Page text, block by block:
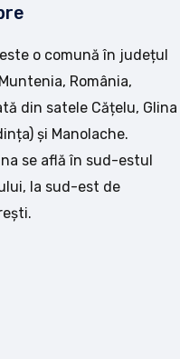
o comună în județul
România,
din satele Cățelu, Glina
și Manolache.
se află în sud-estul
la sud-est de